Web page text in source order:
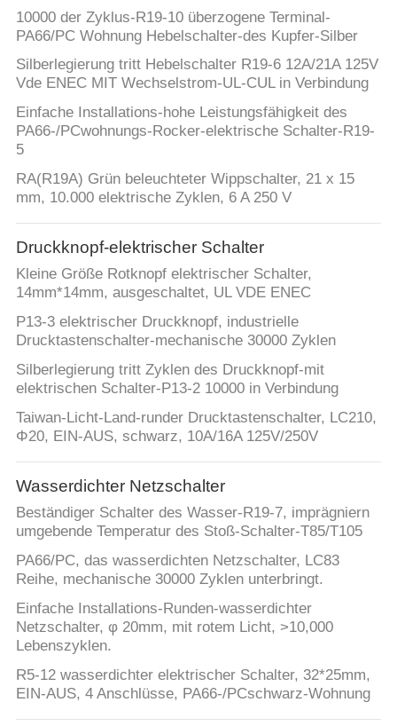
10000 der Zyklus-R19-10 überzogene Terminal-
PA66/PC Wohnung Hebelschalter-des Kupfer-Silber
Silberlegierung tritt Hebelschalter R19-6 12A/21A 125V
Vde ENEC MIT Wechselstrom-UL-CUL in Verbindung
Einfache Installations-hohe Leistungsfähigkeit des
PA66-/PCwohnungs-Rocker-elektrische Schalter-R19-
5
RA(R19A) Grün beleuchteter Wippschalter, 21 x 15
mm, 10.000 elektrische Zyklen, 6 A 250 V
Druckknopf-elektrischer Schalter
Kleine Größe Rotknopf elektrischer Schalter,
14mm*14mm, ausgeschaltet, UL VDE ENEC
P13-3 elektrischer Druckknopf, industrielle
Drucktastenschalter-mechanische 30000 Zyklen
Silberlegierung tritt Zyklen des Druckknopf-mit
elektrischen Schalter-P13-2 10000 in Verbindung
Taiwan-Licht-Land-runder Drucktastenschalter, LC210,
Φ20, EIN-AUS, schwarz, 10A/16A 125V/250V
Wasserdichter Netzschalter
Beständiger Schalter des Wasser-R19-7, imprägniern
umgebende Temperatur des Stoß-Schalter-T85/T105
PA66/PC, das wasserdichten Netzschalter, LC83
Reihe, mechanische 30000 Zyklen unterbringt.
Einfache Installations-Runden-wasserdichter
Netzschalter, φ 20mm, mit rotem Licht, >10,000
Lebenszyklen.
R5-12 wasserdichter elektrischer Schalter, 32*25mm,
EIN-AUS, 4 Anschlüsse, PA66-/PCschwarz-Wohnung